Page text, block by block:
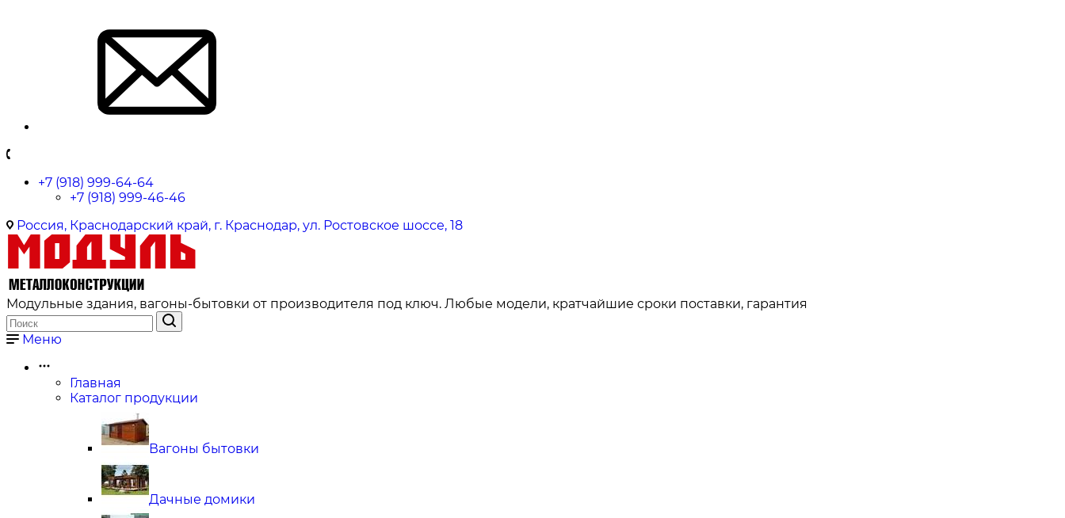
+7 (918) 999-64-64
+7 (918) 999-46-46
Россия, Краснодарский край, г. Краснодар, ул. Ростовское шоссе, 18
Модульные здания, вагоны-бытовки от производителя под ключ. Любые модели, кратчайшие сроки поставки, гарантия
Меню
Главная
Каталог продукции
Вагоны бытовки
Дачные домики